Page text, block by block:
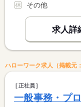
その他
求人詳
ハローワーク求人（掲載元
正社員
一般事務・プ